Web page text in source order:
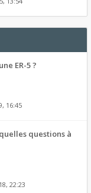
ER-5 ?
16:45
questions à
22:23